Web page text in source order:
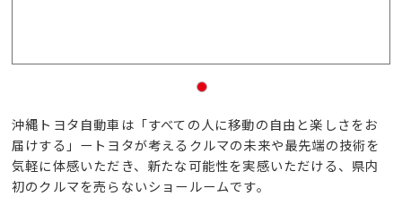
沖縄トヨタ自動車は「すべての人に移動の自由と楽しさをお
届けする」ートヨタが考えるクルマの未来や最先端の技術を
気軽に体感いただき、新たな可能性を実感いただける、県内
初のクルマを売らないショールームです。